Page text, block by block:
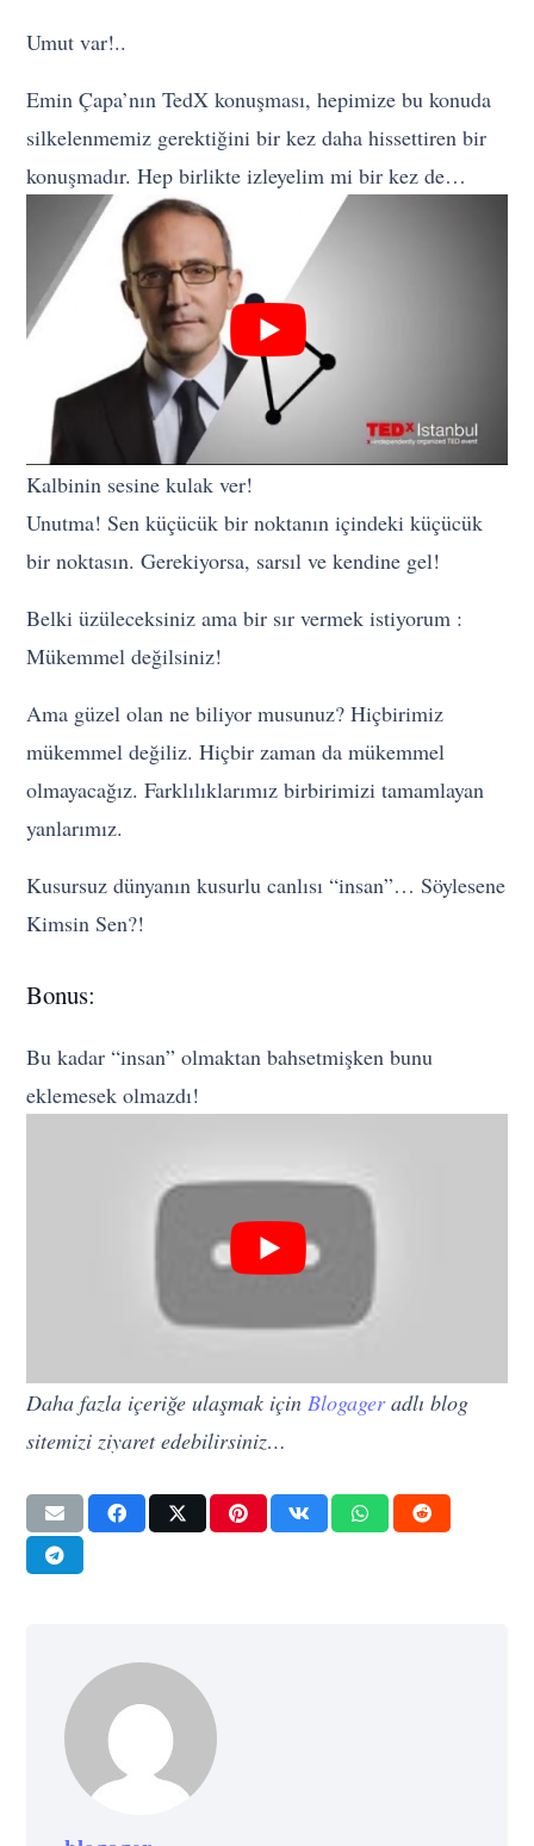
Umut var!..
Emin Çapa’nın TedX konuşması, hepimize bu konuda
silkelenmemiz gerektiğini bir kez daha hissettiren bir
konuşmadır. Hep birlikte izleyelim mi bir kez de…
Kalbinin sesine kulak ver!
Unutma! Sen küçücük bir noktanın içindeki küçücük
bir noktasın. Gerekiyorsa, sarsıl ve kendine gel!
Belki üzüleceksiniz ama bir sır vermek istiyorum :
Mükemmel değilsiniz!
Ama güzel olan ne biliyor musunuz? Hiçbirimiz
mükemmel değiliz. Hiçbir zaman da mükemmel
olmayacağız. Farklılıklarımız birbirimizi tamamlayan
yanlarımız.
Kusursuz dünyanın kusurlu canlısı “insan”… Söylesene
Kimsin Sen?!
Bonus:
Bu kadar “insan” olmaktan bahsetmişken bunu
eklemesek olmazdı!
Daha fazla içeriğe ulaşmak içinBlogageradlı blog
sitemizi ziyaret edebilirsiniz…